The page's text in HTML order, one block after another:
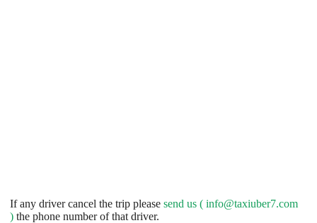
If any driver cancel the trip please send us ( info@taxiuber7.com
) the phone number of that driver.